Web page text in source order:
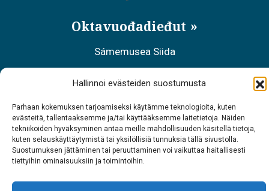
Hallinnoi evästeiden suostumusta
Parhaan kokemuksen tarjoamiseksi käytämme teknologioita, kuten
evästeitä, tallentaaksemme ja/tai käyttääksemme laitetietoja. Näiden
tekniikoiden hyväksyminen antaa meille mahdollisuuden käsitellä tietoja,
kuten selauskäyttäytymistä tai yksilöllisiä tunnuksia tällä sivustolla.
Suostumuksen jättäminen tai peruuttaminen voi vaikuttaa haitallisesti
tiettyihin ominaisuuksiin ja toimintoihin.
Oktavuođadieđut
Sámemusea Siida
Meahciráđđehusa áššehasbálvalanbáiki
Tel. 0206 39 7740
Restoráŋŋa Sarrit